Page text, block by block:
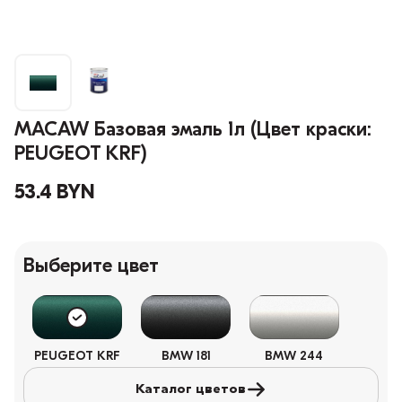
MACAW Базовая эмаль 1л (Цвет краски:
PEUGEOT KRF)
53.4 BYN
Выберите цвет
PEUGEOT KRF BMW 181 BMW 244
Каталог цветов